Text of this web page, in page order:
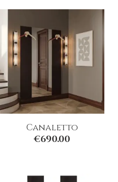
Canaletto
€690.00